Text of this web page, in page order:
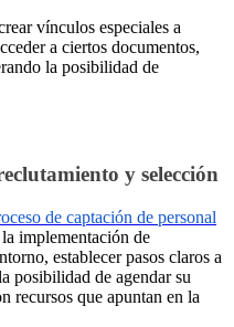
vínculos especiales a
a ciertos documentos,
la posibilidad de
y selección
de captación de personal
la implementación de
establecer pasos claros a
posibilidad de agendar su
recursos que apuntan en la